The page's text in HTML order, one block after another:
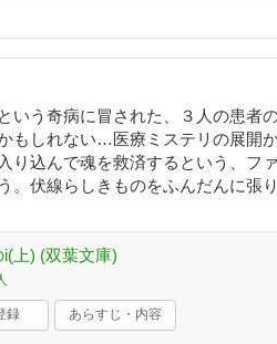
いう奇病に冒された、３人の患者
もしれない…医療ミステリの展開
り込んで魂を救済するという、フ
。伏線らしきものをふんだんに張
i(上) (双葉文庫)
録 あらすじ・内容